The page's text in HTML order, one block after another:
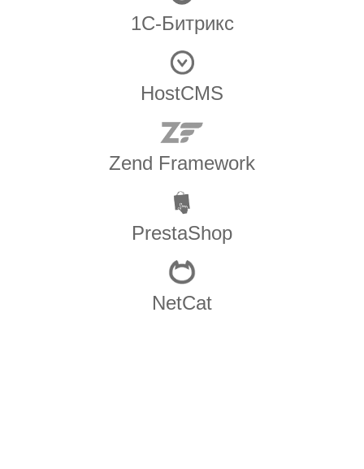
1С-Битрикс
HostCMS
Zend Framework
PrestaShop
NetCat